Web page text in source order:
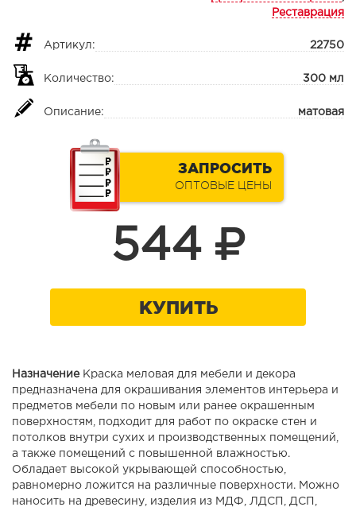
Реставрация
Артикул: 22750
Количество: 300 мл
Описание: матовая
ЗАПРОСИТЬ
ОПТОВЫЕ ЦЕНЫ
544
КУПИТЬ
НазначениеКраска меловая для мебели и декора
предназначена для окрашивания элементов интерьера и
предметов мебели по новым или ранее окрашенным
поверхностям, подходит для работ по окраске стен и
потолков внутри сухих и производственных помещений,
а также помещений с повышенной влажностью.
Обладает высокой укрывающей способностью,
равномерно ложится на различные поверхности. Можно
наносить на древесину, изделия из МДФ, ЛДСП, ДСП,